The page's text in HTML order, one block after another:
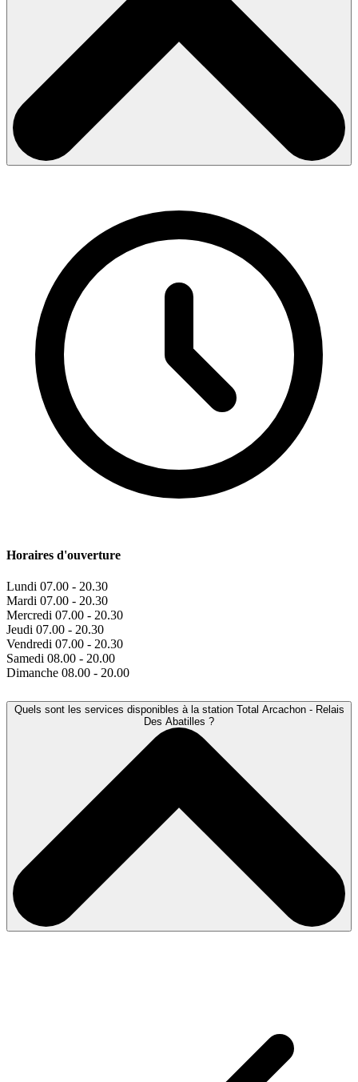
Horaires d'ouverture
Lundi 07.00 - 20.30
Mardi 07.00 - 20.30
Mercredi 07.00 - 20.30
Jeudi 07.00 - 20.30
Vendredi 07.00 - 20.30
Samedi 08.00 - 20.00
Dimanche 08.00 - 20.00
Quels sont les services disponibles à la station Total Arcachon - Relais
Des Abatilles ?